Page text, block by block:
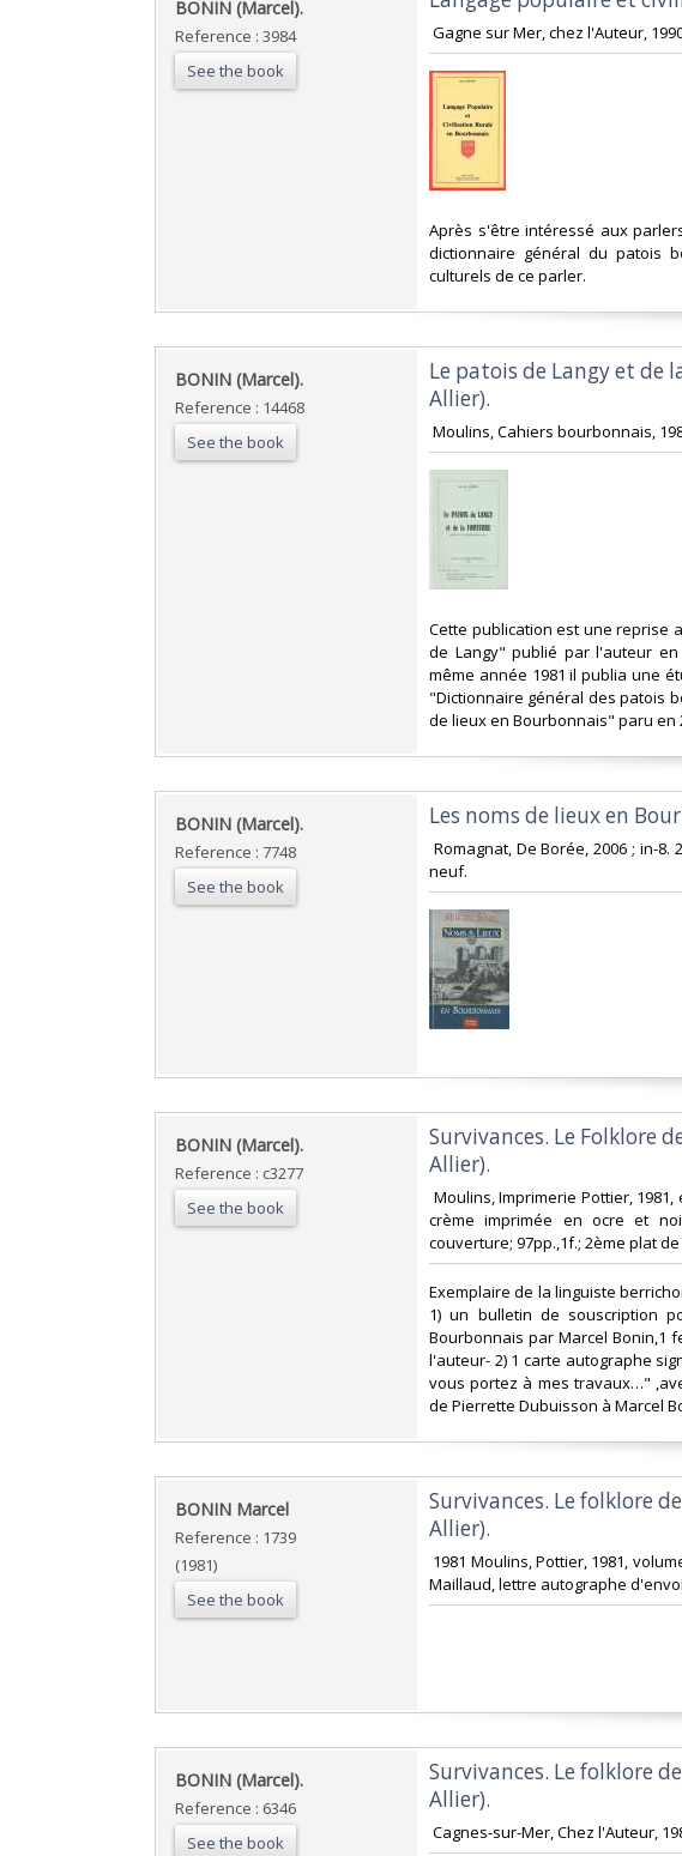
‎BONIN (Marcel).‎
Reference : 3984
See the book
Gagne sur Mer, chez l'Auteur,
‎Après s'être intéressé aux
dictionnaire général du patois
culturels de ce parler. ‎
‎BONIN (Marcel). ‎
Reference : 14468
See the book
‎Le patois de Langy et de
Allier). ‎
Moulins, Cahiers bourbonnais,
‎Cette publication est une reprise
de Langy" publié par l'auteur
même année 1981 il publia une
"Dictionnaire général des patois
de lieux en Bourbonnais" paru en
‎BONIN (Marcel).‎
Reference : 7748
See the book
‎Les noms de lieux en
Romagnat, De Borée, 2006 ; in-
neuf.‎
‎BONIN (Marcel). ‎
Reference : c3277
See the book
‎Survivances. Le Folklore
Allier). ‎
Moulins, Imprimerie Pottier,
crème imprimée en ocre et
couverture; 97pp.,1f.; 2ème plat
‎Exemplaire de la linguiste
1) un bulletin de souscription
Bourbonnais par Marcel Bonin,1
l'auteur- 2) 1 carte autographe
vous portez à mes travaux…"
de Pierrette Dubuisson à Marcel
‎BONIN Marcel‎
Reference : 1739
(1981)
See the book
‎Survivances. Le folklore
Allier).‎
1981 Moulins, Pottier, 1981,
Maillaud, lettre autographe
‎BONIN (Marcel).‎
Reference : 6346
See the book
‎Survivances. Le folklore
Allier). ‎
Cagnes-sur-Mer, Chez l'Auteur,